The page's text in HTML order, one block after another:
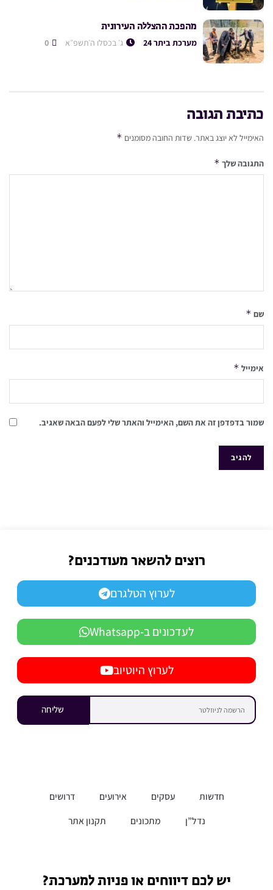
מהפכת ההצללה העירונית
מערכת ביתר 24 ג׳ בכסלו ה׳תשפ״א
כתיבת תגובה
האימייל לא יוצג באתר. שדות החובה מסומנים *
התגובה שלך *
שם *
אימייל *
שמור בדפדפן זה את השם, האימייל והאתר שלי לפעם הבאה שאגיב.
רוצים להשאר מעודכנים?
לערוץ הטלגרם
לעדכונים ב-Whatsapp
לערוץ היוטיוב
שליחה
חדשות עסקים אירועים
דרושים
נדל”ן
מתכונים תקנון אתר
יש לכם דיווחים או פניות למערכת?